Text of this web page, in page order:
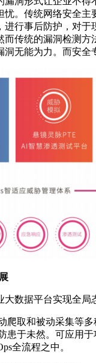
。传统网络安全
行事后防护，对
而传统的漏洞检测方
无能为力。而安
数据平台实现全
爬取和被动采集等
患于未然。可应用
全流程之中。